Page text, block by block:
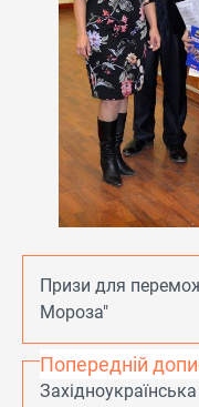
Призи для
Мороза"
Попередній